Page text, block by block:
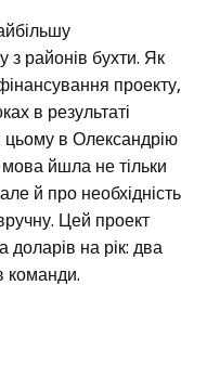
з районів бухти. Як
проекту,
в результаті
цьому в Олександрію
мова йшла не тільки
й про необхідність
Цей проект
доларів на рік: два
команди.